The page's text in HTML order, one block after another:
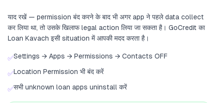
याद रखें — permission बंद करने के बाद भी अगर app ने पहले data collect
कर लिया था, तो उसके खिलाफ legal action लिया जा सकता है। GoCredit का
Loan Kavach इसी situation में आपकी मदद करता है।
✅Settings → Apps → Permissions → Contacts OFF
✅Location Permission भी बंद करें
✅सभी unknown loan apps uninstall करें